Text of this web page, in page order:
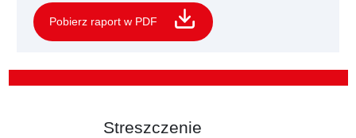
Pobierz raport w PDF
Streszczenie